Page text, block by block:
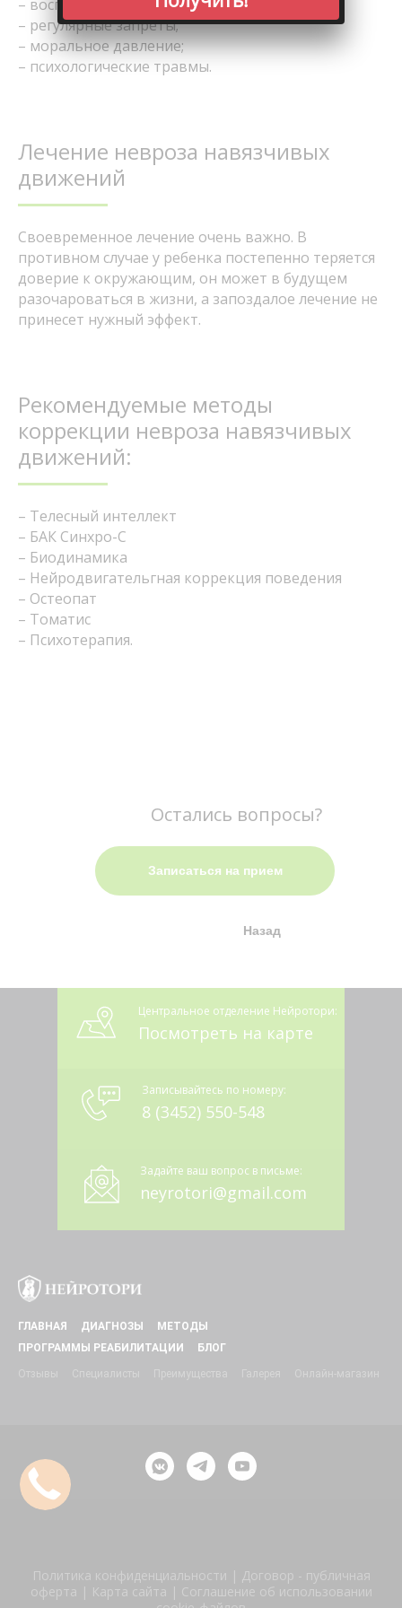
– воспитание в чрезмерной строгости;
– регулярные запреты;
– моральное давление;
– психологические травмы.
Лечение невроза навязчивых
движений
Своевременное лечение очень важно. В
противном случае у ребенка постепенно теряется
доверие к окружающим, он может в будущем
разочароваться в жизни, а запоздалое лечение не
принесет нужный эффект.
Рекомендуемые методы
коррекции невроза навязчивых
движений:
– Телесный интеллект
– БАК Синхро-С
– Биодинамика
– Нейродвигательгная коррекция поведения
– Остеопат
– Томатис
– Психотерапия.
Назад
Остались вопросы?
Записаться на прием
Центральное отделение Нейротори:
Записывайтесь по номеру:
Задайте ваш вопрос в письме:
Посмотреть на карте
8 (3452) 550-548
neyrotori@gmail.com
ГЛАВНАЯ ДИАГНОЗЫ
МЕТОДЫ
ПРОГРАММЫ РЕАБИЛИТАЦИИ
БЛОГ
Отзывы Специалисты Преимущества
Политика конфиденциальности | Договор - публичная
оферта | Карта сайта | Соглашение об использовании